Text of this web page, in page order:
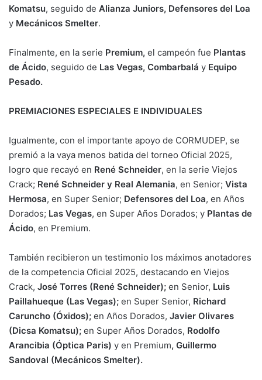
Komatsu, seguido de Alianza Juniors, Defensores del Loa
y Mecánicos Smelter.
Finalmente, en la serie Premium, el campeón fue Plantas
de Ácido, seguido de Las Vegas, Combarbalá y Equipo
Pesado.
PREMIACIONES ESPECIALES E INDIVIDUALES
Igualmente, con el importante apoyo de CORMUDEP, se
premió a la vaya menos batida del torneo Oficial 2025,
logro que recayó en René Schneider, en la serie Viejos
Crack; René Schneider y Real Alemania, en Senior; Vista
Hermosa, en Super Senior; Defensores del Loa, en Años
Dorados; Las Vegas, en Super Años Dorados; y Plantas de
Ácido, en Premium.
También recibieron un testimonio los máximos anotadores
de la competencia Oficial 2025, destacando en Viejos
Crack, José Torres (René Schneider); en Senior, Luis
Paillahueque (Las Vegas); en Super Senior, Richard
Caruncho (Óxidos); en Años Dorados, Javier Olivares
(Dicsa Komatsu); en Super Años Dorados, Rodolfo
Arancibia (Óptica Paris) y en Premium, Guillermo
Sandoval (Mecánicos Smelter).